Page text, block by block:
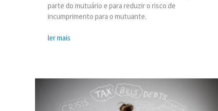
parte do mutuário e para reduzir o risco de
incumprimento para o mutuante.
ler mais